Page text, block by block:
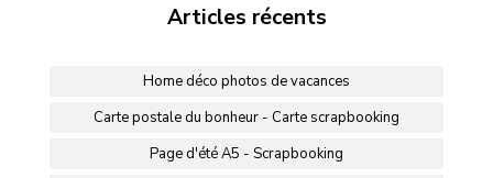
Articles récents
Home déco photos de vacances
Carte postale du bonheur - Carte scrapbooking
Page d'été A5 - Scrapbooking